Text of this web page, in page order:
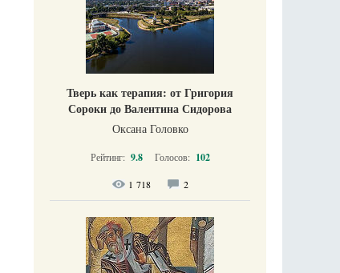
Тверь как терапия: от Григория
Сороки до Валентина Сидорова
Оксана Головко
Рейтинг: 9.8 Голосов: 102
1 718 2